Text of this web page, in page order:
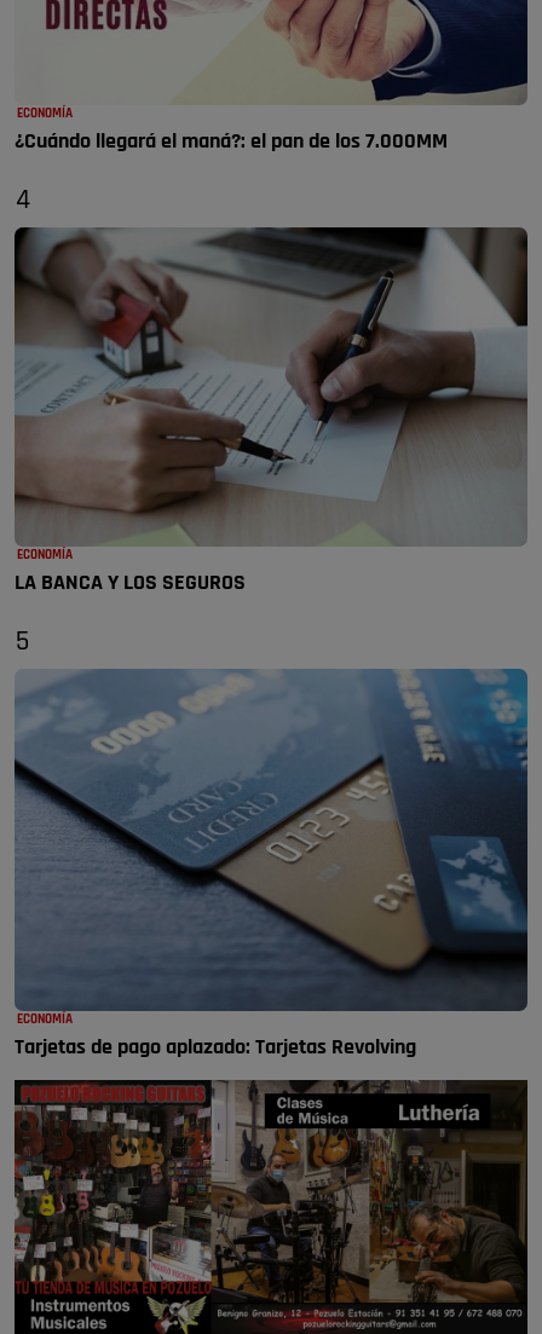
ECONOMÍA
¿Cuándo llegará el maná?: el pan de los 7.000MM
4
ECONOMÍA
LA BANCA Y LOS SEGUROS
5
ECONOMÍA
Tarjetas de pago aplazado: Tarjetas Revolving